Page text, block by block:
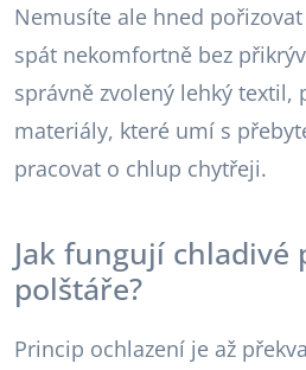
Nemusíte ale hned
spát nekomfortně bez
správně zvolený lehký textil,
materiály, které umí s
pracovat o chlup chytřeji.
Jak fungují chladivé
polštáře?
Princip ochlazení je až